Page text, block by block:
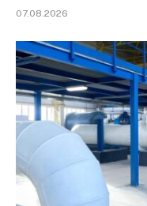
07.08.2026